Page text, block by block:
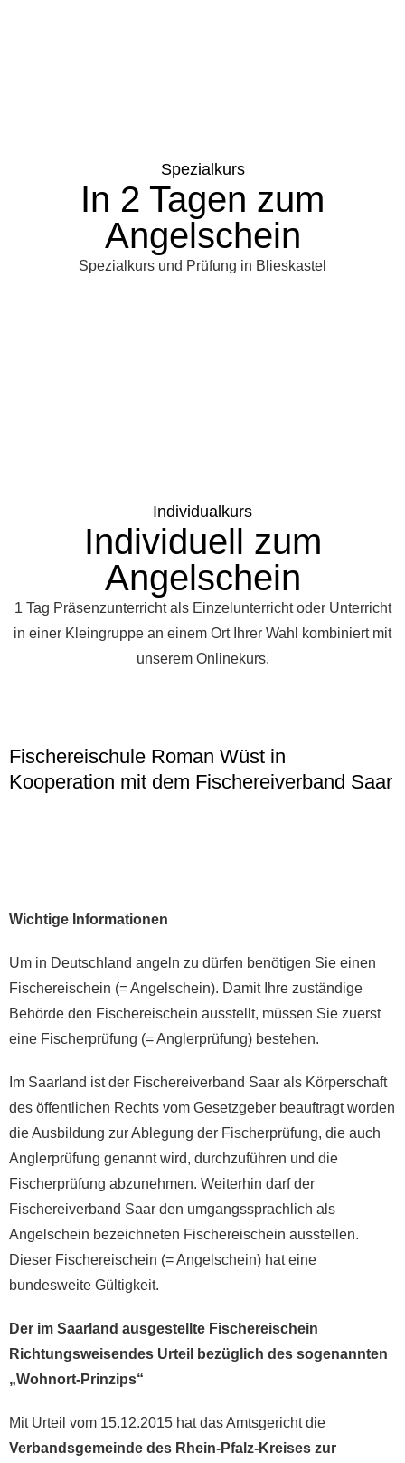
Spezialkurs
In 2 Tagen zum
Angelschein
Spezialkurs und Prüfung in Blieskastel
Individualkurs
Individuell zum
Angelschein
1 Tag Präsenzunterricht als Einzelunterricht oder Unterricht
in einer Kleingruppe an einem Ort Ihrer Wahl kombiniert mit
unserem Onlinekurs.
Fischereischule Roman Wüst in
Kooperation mit dem Fischereiverband Saar
Wichtige Informationen
Um in Deutschland angeln zu dürfen benötigen Sie einen
Fischereischein (= Angelschein). Damit Ihre zuständige
Behörde den Fischereischein ausstellt, müssen Sie zuerst
eine Fischerprüfung (= Anglerprüfung) bestehen.
Im Saarland ist der Fischereiverband Saar als Körperschaft
des öffentlichen Rechts vom Gesetzgeber beauftragt worden
die Ausbildung zur Ablegung der Fischerprüfung, die auch
Anglerprüfung genannt wird, durchzuführen und die
Fischerprüfung abzunehmen. Weiterhin darf der
Fischereiverband Saar den umgangssprachlich als
Angelschein bezeichneten Fischereischein ausstellen.
Dieser Fischereischein (= Angelschein) hat eine
bundesweite Gültigkeit.
Der im Saarland ausgestellte Fischereischein
Richtungsweisendes Urteil bezüglich des sogenannten
„Wohnort-Prinzips“
Mit Urteil vom 15.12.2015 hat das Amtsgericht die
Verbandsgemeinde des Rhein-Pfalz-Kreises zur